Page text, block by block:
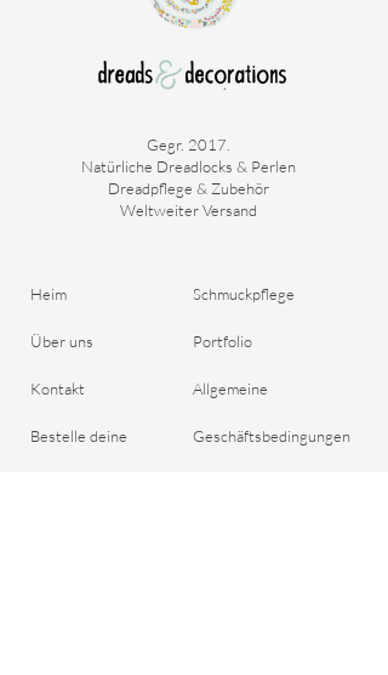
- Außendurchmesser: 16 cm
- Innendurchmesser: 9 cm
Verleihen Sie Ihren Dreadlocks mit diesem
Gegr. 2017.
Natürliche Dreadlocks & Perlen
Dreadpflege & Zubehör
Weltweiter Versand
Heim
Über uns
Kontakt
Bestelle deine
Schmuckpflege
Portfolio
Allgemeine
Geschäftsbedingungen